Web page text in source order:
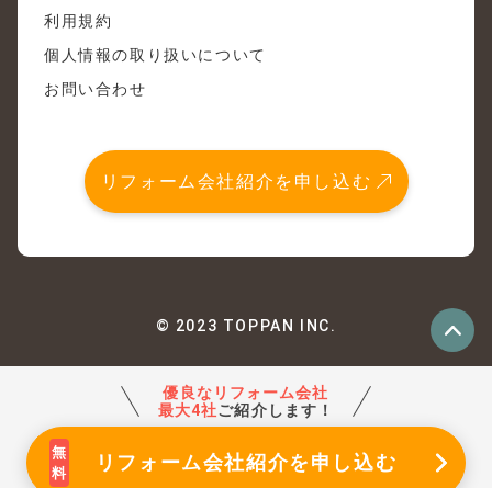
利用規約
個人情報の取り扱いについて
お問い合わせ
リフォーム会社紹介を申し込む
© 2023 TOPPAN INC.
優良なリフォーム会社
最大4社ご紹介します！
リフォーム会社紹介を申し込む